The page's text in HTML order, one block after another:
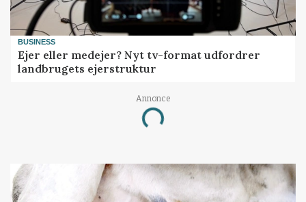
BUSINESS
Ejer eller medejer? Nyt tv-format udfordrer
landbrugets ejerstruktur
Annonce
Loading...